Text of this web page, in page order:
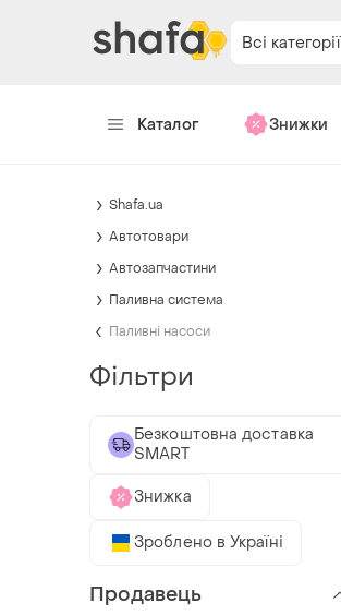
Всі категорії
Каталог Знижки
Shafa.ua
Автотовари
Автозапчастини
Паливна система
Паливні насоси
Фільтри
Безкоштовна доставка
SMART
Знижка
Зроблено в Україні
Продавець